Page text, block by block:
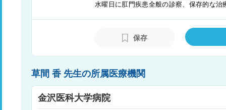
水曜日に肛門疾患全般の診察、保存的な
保存
草間 香 先生の所属医療機関
金沢医科大学病院